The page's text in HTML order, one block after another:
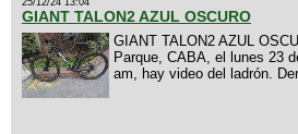
25/12/24 13:04
GIANT TALON2 AZUL OSCURO
GIANT TALON2 AZUL
Parque, CABA, el lunes 23
am, hay video del ladrón.